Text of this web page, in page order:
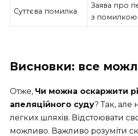
Суттєва помилка
Заява про
з помилкою
Висновки: все
Отже, Чи можна оскаржити
апеляційного суду? Так, але
легких шляхів. Відстоювати
можливо. Важливо розуміти